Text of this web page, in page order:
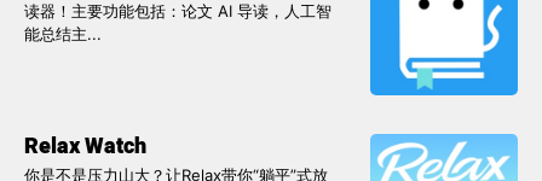
读器！主要功能包括：论文 AI 导读，人工智
能总结主...
Relax Watch
你是不是压力山大？让Relax带你“躺平”式放